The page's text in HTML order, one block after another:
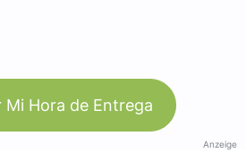
Mi Hora de Entrega
Anzeige